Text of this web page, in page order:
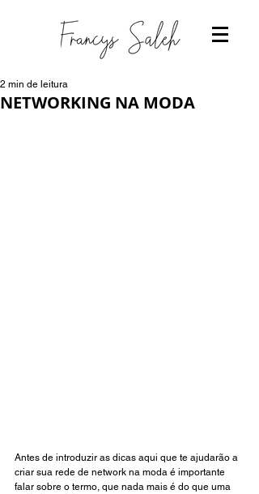
NETWORKING NA MODA
2 min de leitura
Antes de introduzir as dicas aqui que te ajudarão a
criar sua rede de network na moda é importante
falar sobre o termo, que nada mais é do que uma